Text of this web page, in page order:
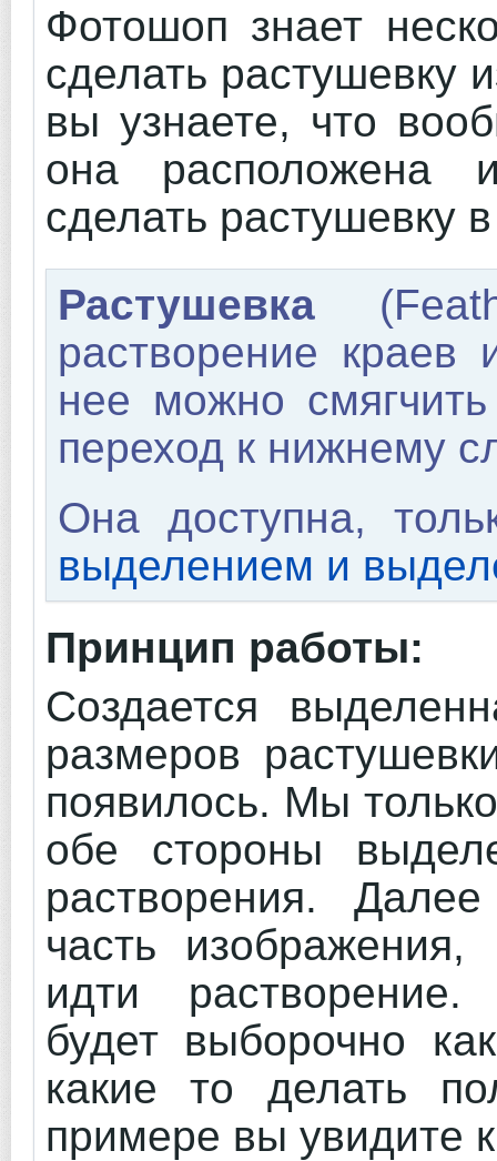
Фотошоп знает
сделать растушевку
вы узнаете, что
она расположена
сделать растушевку
Растушевка
растворение
нее можно
переход к нижнему
Она доступна,
выделением и
Принцип работы:
Создается
размеров
появилось. Мы
обе стороны
растворения.
часть
идти
будет выборочно
какие то делать
примере вы увидите